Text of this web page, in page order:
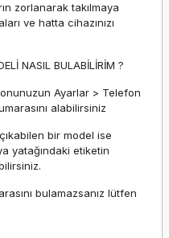
zorlanarak takılmaya
ve hatta cihazınızı
NASIL BULABİLİRİM ?
Ayarlar > Telefon
alabilirsiniz
bir model ise
yatağındaki etiketin
bulamazsanız lütfen